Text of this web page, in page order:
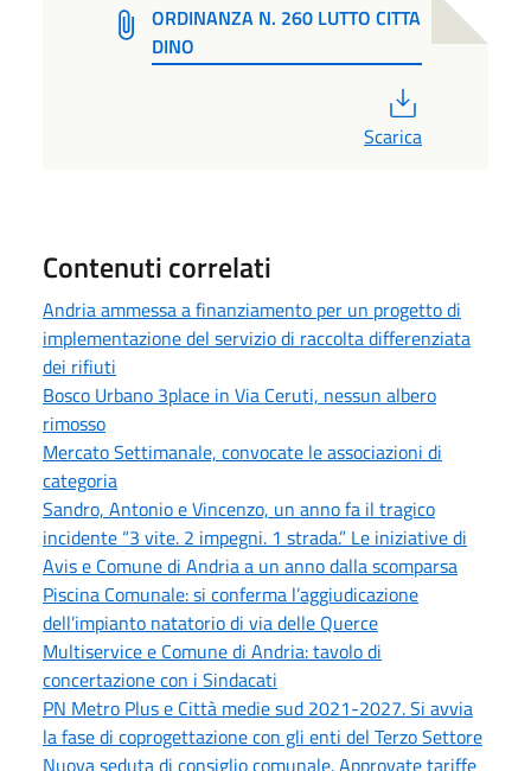
ORDINANZA N. 260 LUTTO CITTA
DINO
Scarica
Contenuti correlati
Andria ammessa a finanziamento per un progetto di
implementazione del servizio di raccolta differenziata
dei rifiuti
Bosco Urbano 3place in Via Ceruti, nessun albero
rimosso
Mercato Settimanale, convocate le associazioni di
categoria
Sandro, Antonio e Vincenzo, un anno fa il tragico
incidente “3 vite. 2 impegni. 1 strada.” Le iniziative di
Avis e Comune di Andria a un anno dalla scomparsa
Piscina Comunale: si conferma l’aggiudicazione
dell’impianto natatorio di via delle Querce
Multiservice e Comune di Andria: tavolo di
concertazione con i Sindacati
PN Metro Plus e Città medie sud 2021-2027. Si avvia
la fase di coprogettazione con gli enti del Terzo Settore
Nuova seduta di consiglio comunale. Approvate tariffe